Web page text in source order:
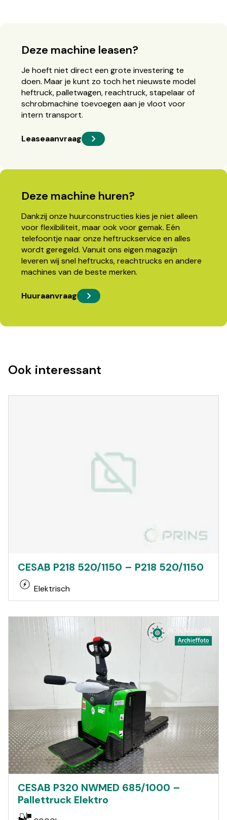
Deze machine leasen?
Je hoeft niet direct een grote investering te
doen. Maar je kunt zo toch het nieuwste model
heftruck, palletwagen, reachtruck, stapelaar of
schrobmachine toevoegen aan je vloot voor
intern transport.
Leaseaanvraag
Deze machine huren?
Dankzij onze huurconstructies kies je niet alleen
voor flexibiliteit, maar ook voor gemak. Eén
telefoontje naar onze heftruckservice en alles
wordt geregeld. Vanuit ons eigen magazijn
leveren wij snel heftrucks, reachtrucks en andere
machines van de beste merken.
Huuraanvraag
Ook interessant
CESAB P218 520/1150 – P218 520/1150
Elektrisch
CESAB P320 NWMED 685/1000 –
Pallettruck Elektro